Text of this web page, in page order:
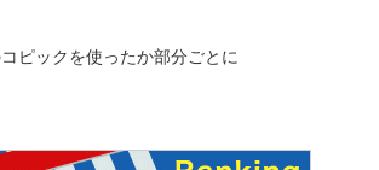
ピックを使ったか部分ごとに